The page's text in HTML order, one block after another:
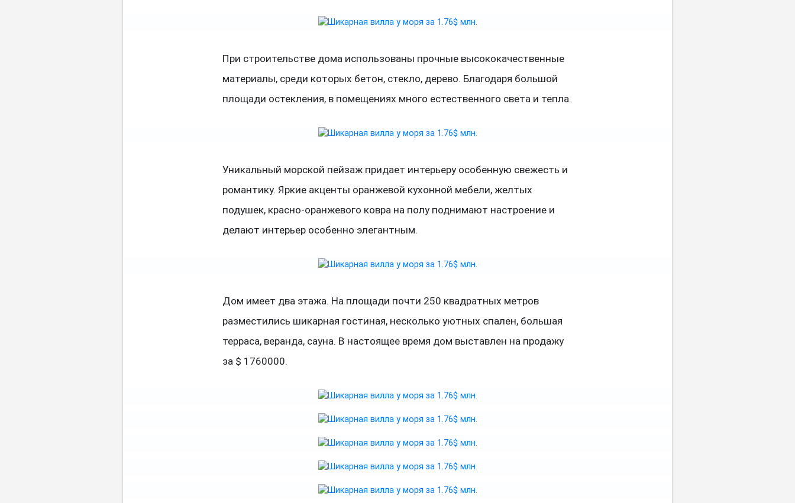
При строительстве дома использованы прочные высококачественные
материалы, среди которых бетон, стекло, дерево. Благодаря большой
площади остекления, в помещениях много естественного света и тепла.
Уникальный морской пейзаж придает интерьеру особенную свежесть и
романтику. Яркие акценты оранжевой кухонной мебели, желтых
подушек, красно-оранжевого ковра на полу поднимают настроение и
делают интерьер особенно элегантным.
Дом имеет два этажа. На площади почти 250 квадратных метров
разместились шикарная гостиная, несколько уютных спален, большая
терраса, веранда, сауна. В настоящее время дом выставлен на продажу
за $ 1760000.